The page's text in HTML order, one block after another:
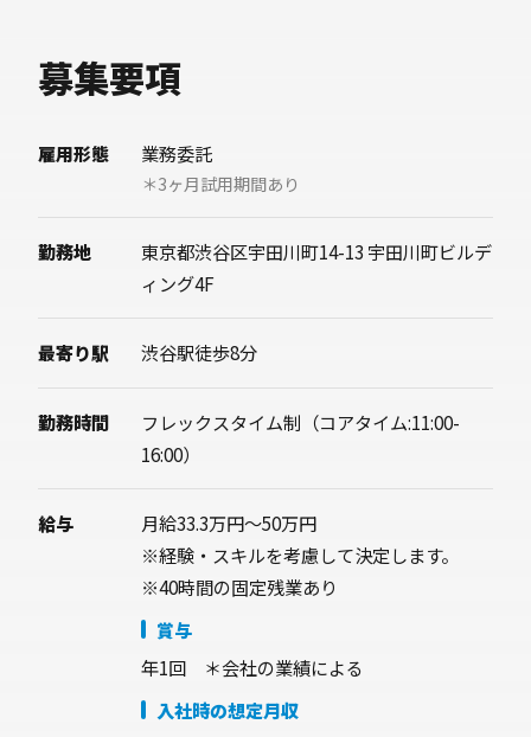
募集要項
雇用形態 業務委託
＊3ヶ月試用期間あり
勤務地
東京都渋谷区宇田川町14-13 宇田川町ビルデ
ィング4F
最寄り駅 渋谷駅徒歩8分
勤務時間
フレックスタイム制（コアタイム:11:00-
16:00）
給与
月給33.3万円～50万円
※経験・スキルを考慮して決定します。
※40時間の固定残業あり
賞与
年1回 ＊会社の業績による
入社時の想定月収